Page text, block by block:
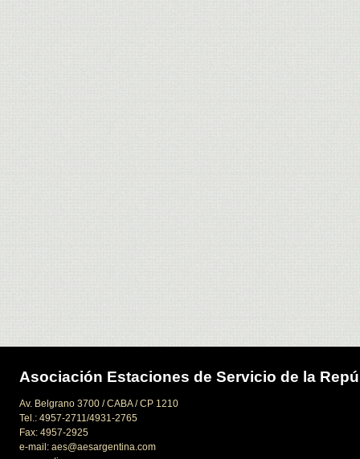
Asociación Estaciones de Servicio de la
Av. Belgrano 3700 / CABA / CP 1210
Tel.: 4957-2711/4931-2765
Fax: 4957-2925
e-mail: aes@aesargentina.com